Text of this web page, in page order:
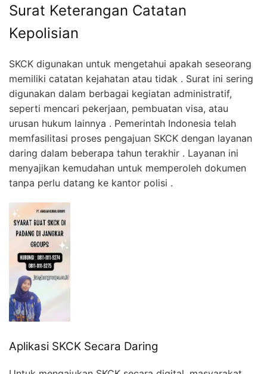
Surat Keterangan Catatan
Kepolisian
SKCK digunakan untuk mengetahui apakah seseorang
memiliki catatan kejahatan atau tidak . Surat ini sering
digunakan dalam berbagai kegiatan administratif,
seperti mencari pekerjaan, pembuatan visa, atau
urusan hukum lainnya . Pemerintah Indonesia telah
memfasilitasi proses pengajuan SKCK dengan layanan
daring dalam beberapa tahun terakhir . Layanan ini
menyajikan kemudahan untuk memperoleh dokumen
tanpa perlu datang ke kantor polisi .
Aplikasi SKCK Secara Daring